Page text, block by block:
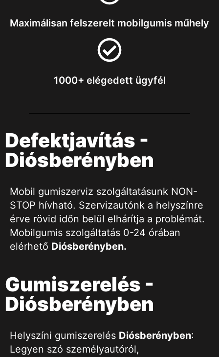
Maximálisan felszerelt mobilgumis műhely
1000+ elégedett ügyfél
Defektjavítás -
Diósberényben
Mobil gumiszerviz szolgáltatásunk NON-
STOP hívható. Szervizautónk a helyszínre
érve rövid időn belül elhárítja a problémát.
Mobilgumis szolgáltatás 0-24 órában
elérhető Diósberényben.
Gumiszerelés -
Diósberényben
Helyszíni gumiszerelés Diósberényben:
Legyen szó személyautóról,